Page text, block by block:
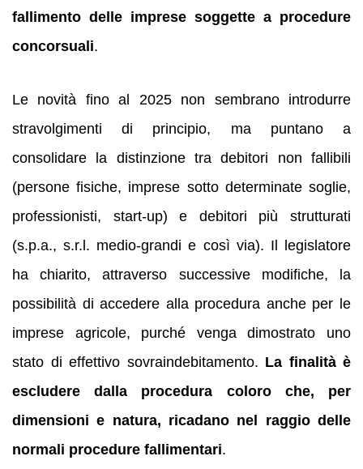
fallimento delle imprese soggette a procedure
concorsuali.
Le novità fino al 2025 non sembrano introdurre
stravolgimenti di principio, ma puntano a
consolidare la distinzione tra debitori non fallibili
(persone fisiche, imprese sotto determinate soglie,
professionisti, start-up) e debitori più strutturati
(s.p.a., s.r.l. medio-grandi e così via). Il legislatore
ha chiarito, attraverso successive modifiche, la
possibilità di accedere alla procedura anche per le
imprese agricole, purché venga dimostrato uno
stato di effettivo sovraindebitamento. La finalità è
escludere dalla procedura coloro che, per
dimensioni e natura, ricadano nel raggio delle
normali procedure fallimentari.